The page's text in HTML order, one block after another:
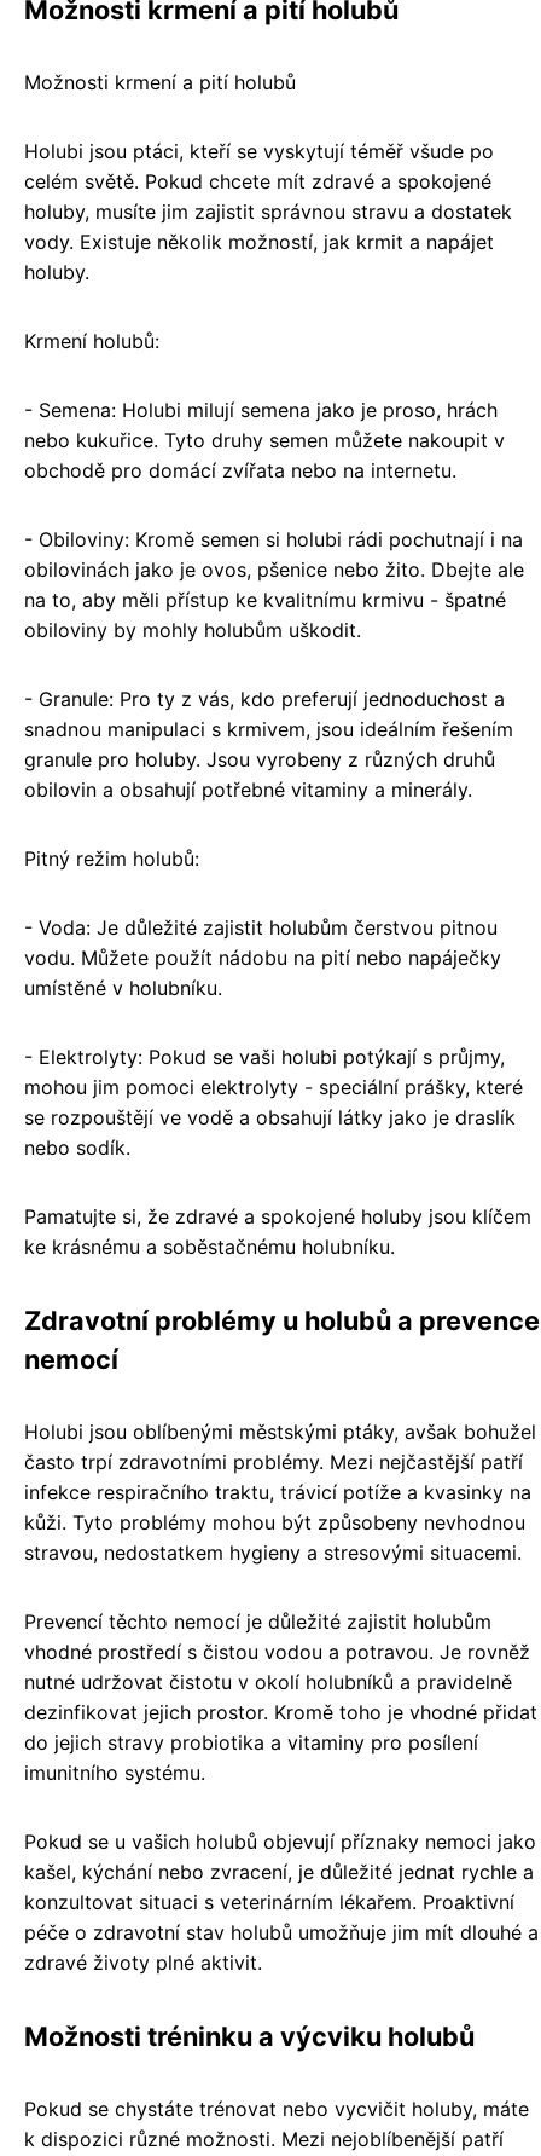
Možnosti krmení a pití holubů
Možnosti krmení a pití holubů
Holubi jsou ptáci, kteří se vyskytují téměř všude po
celém světě. Pokud chcete mít zdravé a spokojené
holuby, musíte jim zajistit správnou stravu a dostatek
vody. Existuje několik možností, jak krmit a napájet
holuby.
Krmení holubů:
- Semena: Holubi milují semena jako je proso, hrách
nebo kukuřice. Tyto druhy semen můžete nakoupit v
obchodě pro domácí zvířata nebo na internetu.
- Obiloviny: Kromě semen si holubi rádi pochutnají i na
obilovinách jako je ovos, pšenice nebo žito. Dbejte ale
na to, aby měli přístup ke kvalitnímu krmivu - špatné
obiloviny by mohly holubům uškodit.
- Granule: Pro ty z vás, kdo preferují jednoduchost a
snadnou manipulaci s krmivem, jsou ideálním řešením
granule pro holuby. Jsou vyrobeny z různých druhů
obilovin a obsahují potřebné vitaminy a minerály.
Pitný režim holubů:
- Voda: Je důležité zajistit holubům čerstvou pitnou
vodu. Můžete použít nádobu na pití nebo napáječky
umístěné v holubníku.
- Elektrolyty: Pokud se vaši holubi potýkají s průjmy,
mohou jim pomoci elektrolyty - speciální prášky, které
se rozpouštějí ve vodě a obsahují látky jako je draslík
nebo sodík.
Pamatujte si, že zdravé a spokojené holuby jsou klíčem
ke krásnému a soběstačnému holubníku.
Zdravotní problémy u holubů a prevence
nemocí
Holubi jsou oblíbenými městskými ptáky, avšak bohužel
často trpí zdravotními problémy. Mezi nejčastější patří
infekce respiračního traktu, trávicí potíže a kvasinky na
kůži. Tyto problémy mohou být způsobeny nevhodnou
stravou, nedostatkem hygieny a stresovými situacemi.
Prevencí těchto nemocí je důležité zajistit holubům
vhodné prostředí s čistou vodou a potravou. Je rovněž
nutné udržovat čistotu v okolí holubníků a pravidelně
dezinfikovat jejich prostor. Kromě toho je vhodné přidat
do jejich stravy probiotika a vitaminy pro posílení
imunitního systému.
Pokud se u vašich holubů objevují příznaky nemoci jako
kašel, kýchání nebo zvracení, je důležité jednat rychle a
konzultovat situaci s veterinárním lékařem. Proaktivní
péče o zdravotní stav holubů umožňuje jim mít dlouhé a
zdravé životy plné aktivit.
Možnosti tréninku a výcviku holubů
Pokud se chystáte trénovat nebo vycvičit holuby, máte
k dispozici různé možnosti. Mezi nejoblíbenější patří